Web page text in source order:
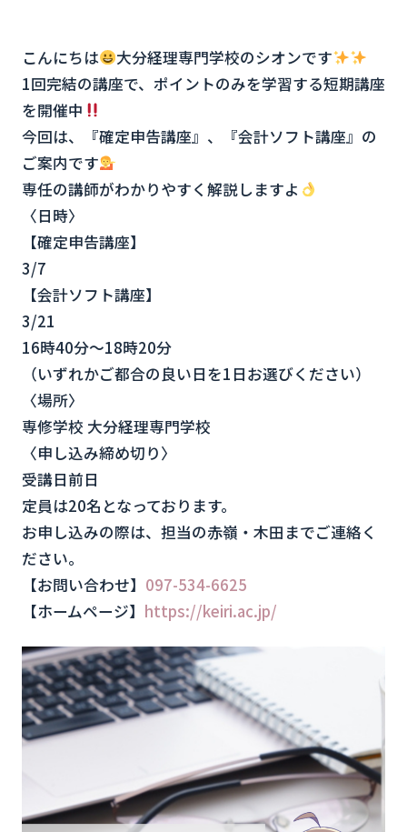
こんにちは
大分経理専門学校のシオンです
1回完結の講座で、ポイントのみを学習する短期講座
を開催中
今回は、『確定申告講座』、『会計ソフト講座』の
ご案内です
専任の講師がわかりやすく解説しますよ
〈日時〉
【確定申告講座】
3/7
【会計ソフト講座】
3/21
16時40分〜18時20分
（いずれかご都合の良い日を1日お選びください）
〈場所〉
専修学校 大分経理専門学校
〈申し込み締め切り〉
受講日前日
定員は20名となっております。
お申し込みの際は、担当の赤嶺・木田までご連絡く
ださい。
【お問い合わせ】 097-534-6625
【ホームページ】 https://keiri.ac.jp/